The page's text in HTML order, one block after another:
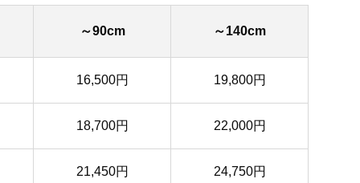
～90cm ～140cm
16,500円 19,800円
18,700円 22,000円
21,450円 24,750円